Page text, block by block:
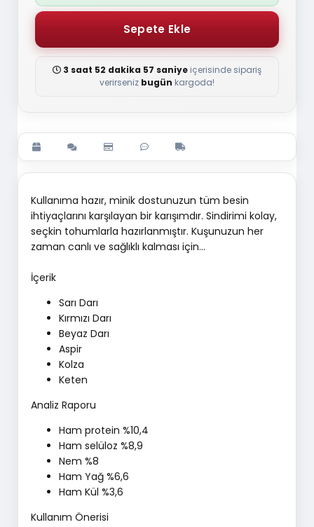
3 saat 52 dakika 57 saniye içerisinde sipariş
verirseniz bugün kargoda!
Kullanıma hazır, minik dostunuzun tüm besin
ihtiyaçlarını karşılayan bir karışımdır. Sindirimi kolay,
seçkin tohumlarla hazırlanmıştır. Kuşunuzun her
zaman canlı ve sağlıklı kalması için...
İçerik
Sarı Darı
Kırmızı Darı
Beyaz Darı
Aspir
Kolza
Keten
Analiz Raporu
Ham protein %10,4
Ham selüloz %8,9
Nem %8
Ham Yağ %6,6
Ham Kül %3,6
Kullanım Önerisi